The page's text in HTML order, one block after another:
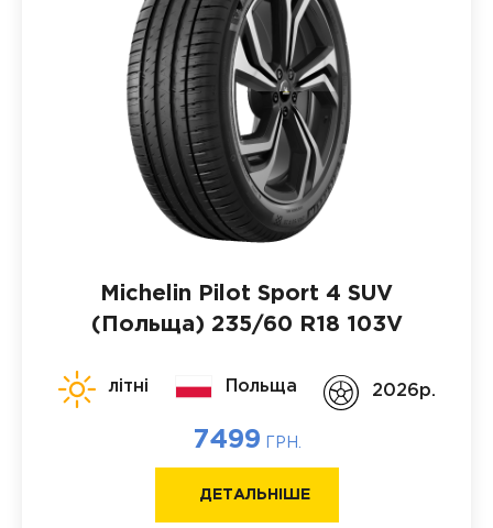
Michelin Pilot Sport 4 SUV
(Польща) 235/60 R18 103V
літні Польща 2026p.
7499 ГРН.
ДЕТАЛЬНІШЕ